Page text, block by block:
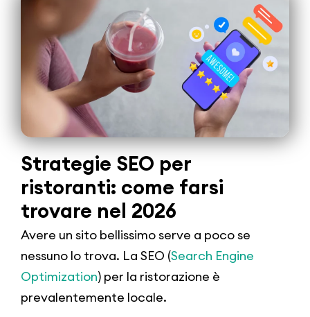
Strategie SEO per
ristoranti: come farsi
trovare nel 2026
Avere un sito bellissimo serve a poco se
nessuno lo trova. La SEO (Search Engine
Optimization) per la ristorazione è
prevalentemente locale.